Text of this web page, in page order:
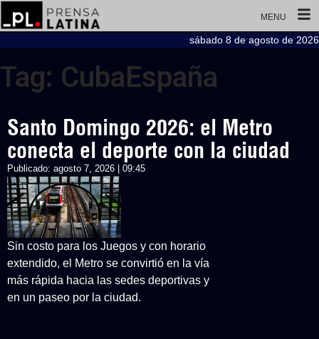
MENU
sábado 8 de agosto de 2026
Tag: CubaEspaña
Santo Domingo 2026: el Metro
conecta el deporte con la ciudad
Publicado: agosto 7, 2026 | 09:45
Sin costo para los Juegos y con horario
extendido, el Metro se convirtió en la vía
más rápida hacia las sedes deportivas y
en un paseo por la ciudad.